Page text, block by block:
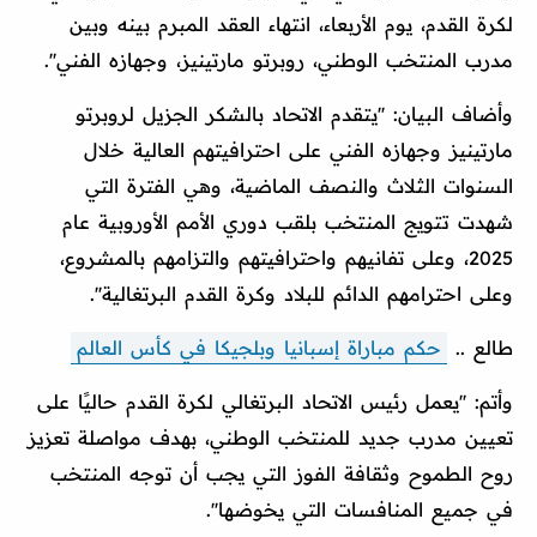
لكرة القدم، يوم الأربعاء، انتهاء العقد المبرم بينه وبين
مدرب المنتخب الوطني، روبرتو مارتينيز، وجهازه الفني''.
وأضاف البيان: ''يتقدم الاتحاد بالشكر الجزيل لروبرتو
مارتينيز وجهازه الفني على احترافيتهم العالية خلال
السنوات الثلاث والنصف الماضية، وهي الفترة التي
شهدت تتويج المنتخب بلقب دوري الأمم الأوروبية عام
2025، وعلى تفانيهم واحترافيتهم والتزامهم بالمشروع،
وعلى احترامهم الدائم للبلاد وكرة القدم البرتغالية''.
طالع .. حكم مباراة إسبانيا وبلجيكا في كأس العالم
وأتم: ''يعمل رئيس الاتحاد البرتغالي لكرة القدم حاليًا على
تعيين مدرب جديد للمنتخب الوطني، بهدف مواصلة تعزيز
روح الطموح وثقافة الفوز التي يجب أن توجه المنتخب
في جميع المنافسات التي يخوضها''.